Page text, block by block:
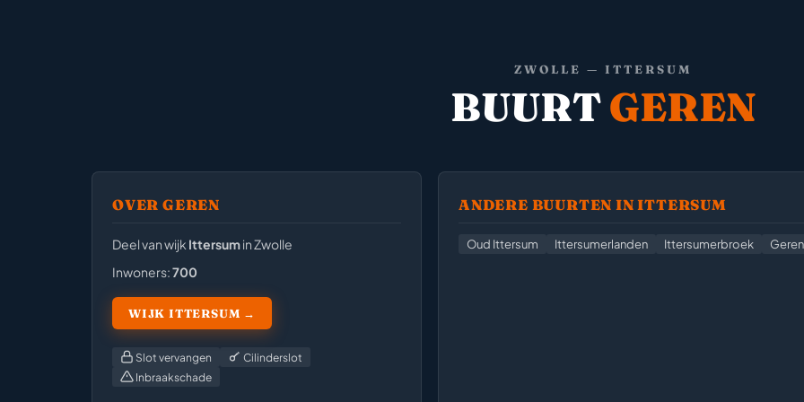
ZWOLLE — ITTERSUM
BUURTGEREN
OVER GEREN
Deel van wijk Ittersumin Zwolle
Inwoners:700
WIJK ITTERSUM →
Slot vervangen
Cilinderslot
Inbraakschade
ANDERE BUURTEN IN ITTERSUM
Oud Ittersum Ittersumerlanden Ittersumerbroek